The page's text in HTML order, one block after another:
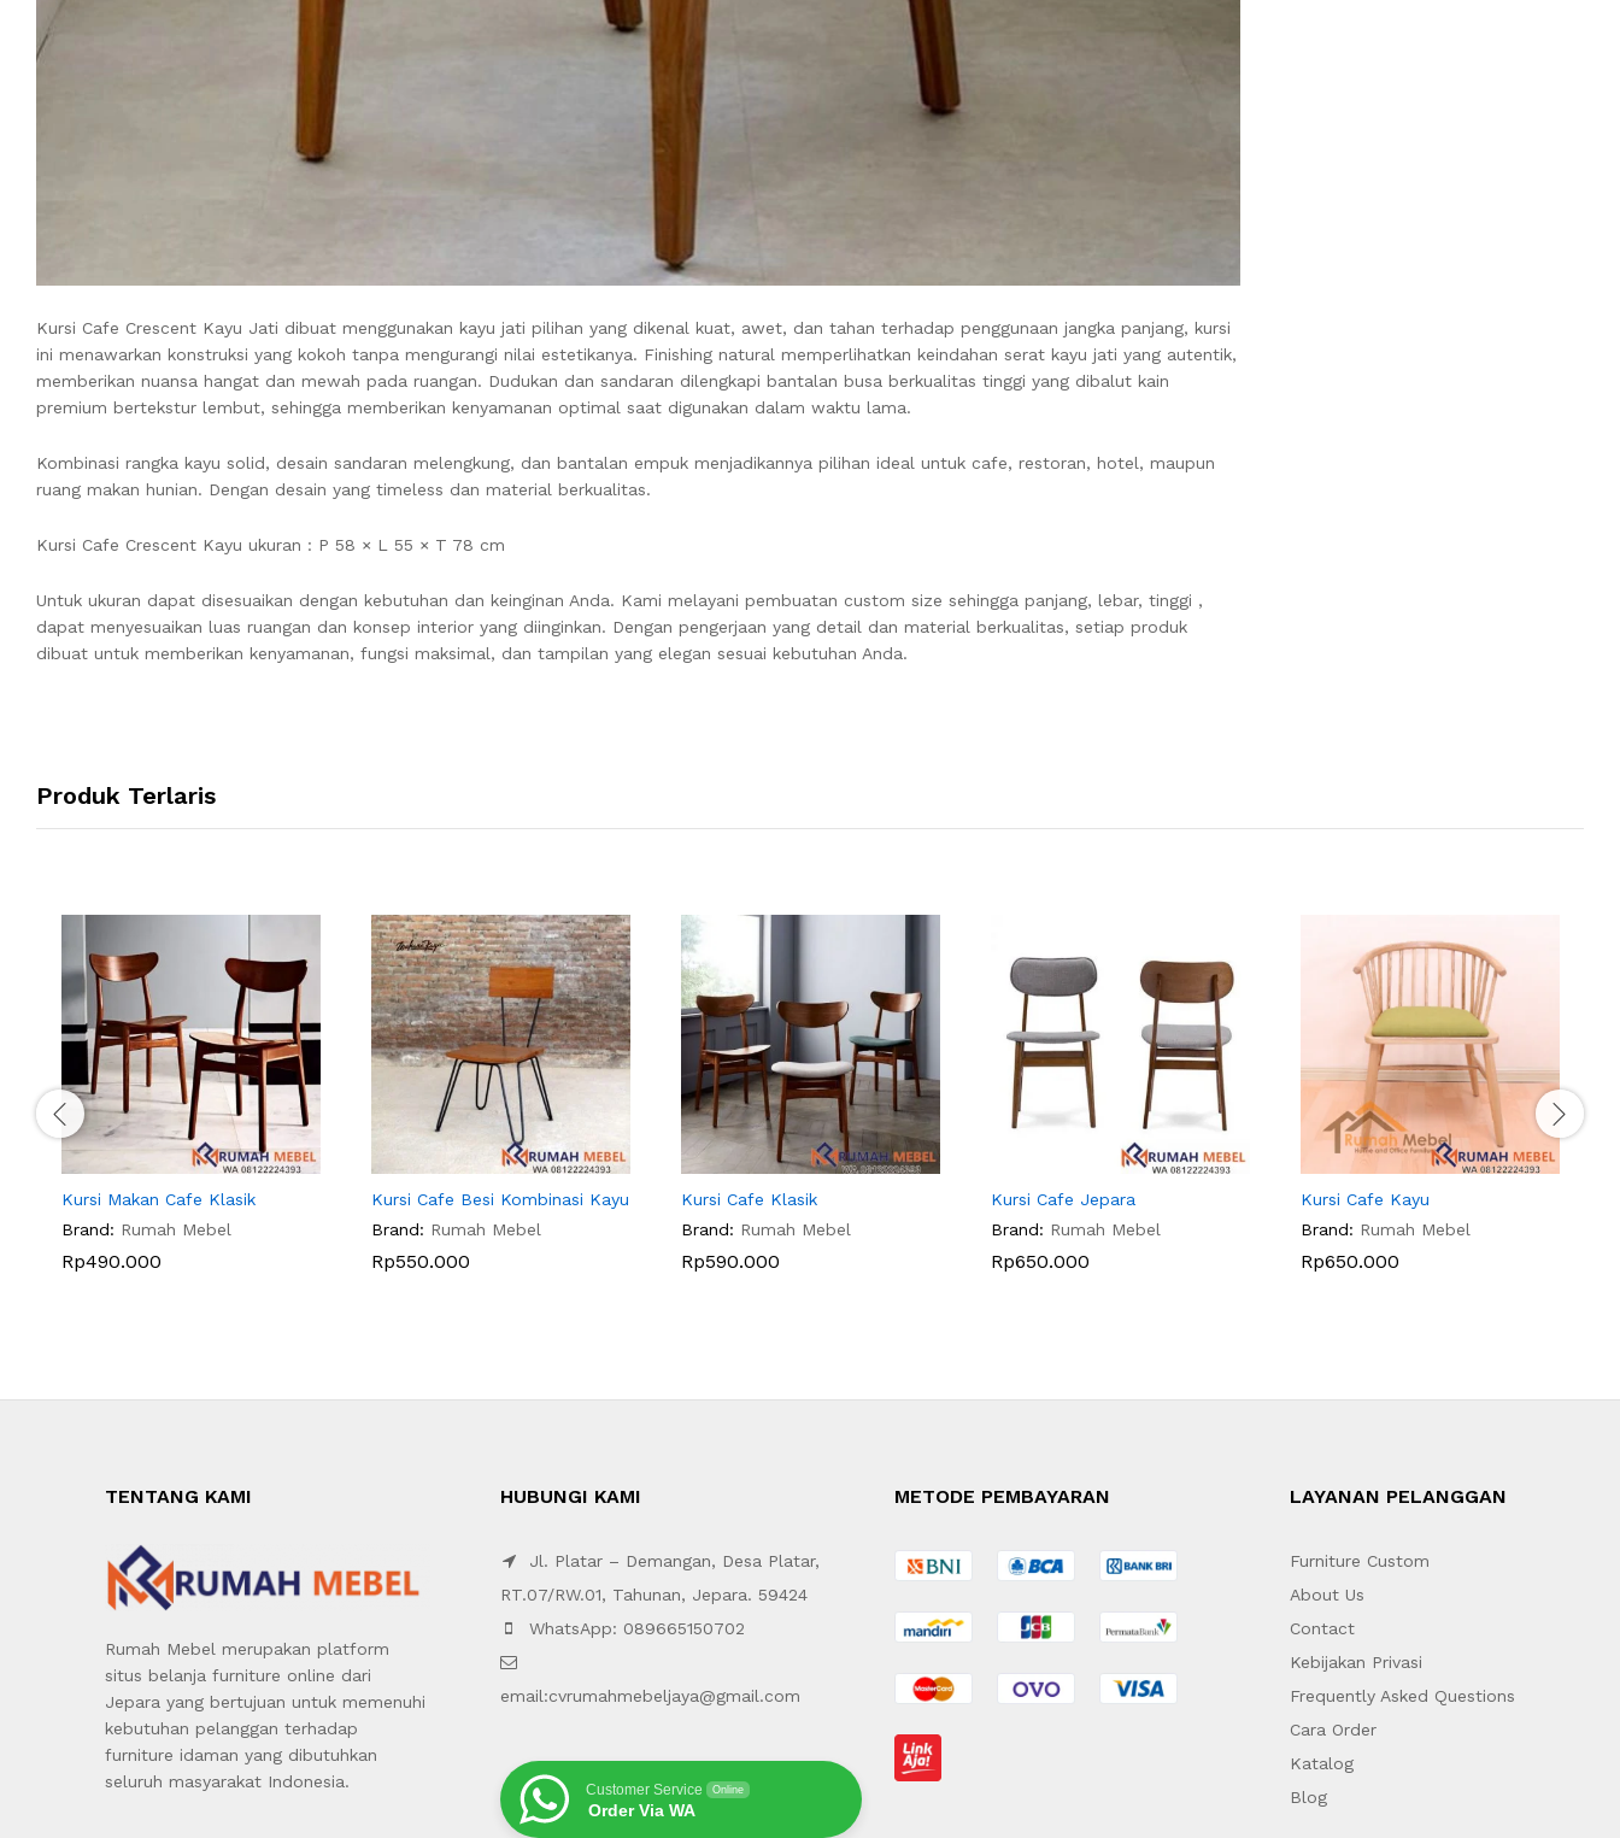
Kursi Cafe Crescent Kayu Jati dibuat menggunakan kayu jati pilihan yang dikenal kuat, awet, dan tahan terhadap penggunaan jangka panjang, kursi
ini menawarkan konstruksi yang kokoh tanpa mengurangi nilai estetikanya. Finishing natural memperlihatkan keindahan serat kayu jati yang autentik,
memberikan nuansa hangat dan mewah pada ruangan. Dudukan dan sandaran dilengkapi bantalan busa berkualitas tinggi yang dibalut kain
premium bertekstur lembut, sehingga memberikan kenyamanan optimal saat digunakan dalam waktu lama.
Kombinasi rangka kayu solid, desain sandaran melengkung, dan bantalan empuk menjadikannya pilihan ideal untuk cafe, restoran, hotel, maupun
ruang makan hunian. Dengan desain yang timeless dan material berkualitas.
Kursi Cafe Crescent Kayu ukuran : P 58 × L 55 × T 78 cm
Untuk ukuran dapat disesuaikan dengan kebutuhan dan keinginan Anda. Kami melayani pembuatan custom size sehingga panjang, lebar, tinggi ,
dapat menyesuaikan luas ruangan dan konsep interior yang diinginkan. Dengan pengerjaan yang detail dan material berkualitas, setiap produk
dibuat untuk memberikan kenyamanan, fungsi maksimal, dan tampilan yang elegan sesuai kebutuhan Anda.
Produk Terlaris
Kursi Makan Cafe Klasik
Brand: Rumah Mebel
Rp490.000
Kursi Cafe Besi Kombinasi Kayu
Brand: Rumah Mebel
Rp550.000
Kursi Cafe Klasik
Brand: Rumah Mebel
Rp590.000
Kursi Cafe Jepara
Brand: Rumah Mebel
Rp650.000
Kursi Cafe Kayu
Brand: Rumah Mebel
Rp650.000
TENTANG KAMI
Rumah Mebel merupakan platform
situs belanja furniture online dari
Jepara yang bertujuan untuk memenuhi
kebutuhan pelanggan terhadap
furniture idaman yang dibutuhkan
seluruh masyarakat Indonesia.
HUBUNGI KAMI
Jl. Platar – Demangan, Desa Platar,
RT.07/RW.01, Tahunan, Jepara. 59424
WhatsApp: 089665150702
email:cvrumahmebeljaya@gmail.com
Customer Service Online
Order Via WA
METODE PEMBAYARAN LAYANAN PELANGGAN
Furniture Custom
About Us
Contact
Kebijakan Privasi
Frequently Asked Questions
Cara Order
Katalog
Blog